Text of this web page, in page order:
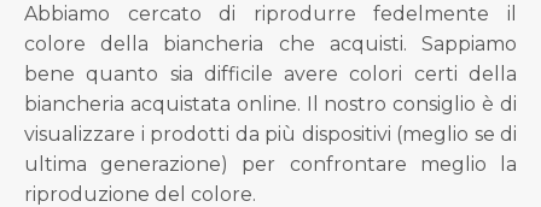
Abbiamo cercato di riprodurre fedelmente il
colore della biancheria che acquisti. Sappiamo
bene quanto sia difficile avere colori certi della
biancheria acquistata online. Il nostro consiglio è di
visualizzare i prodotti da più dispositivi (meglio se di
ultima generazione) per confrontare meglio la
riproduzione del colore.